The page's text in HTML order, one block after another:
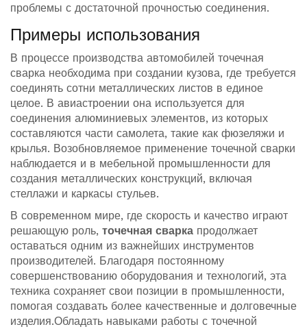
проблемы с достаточной прочностью соединения.
Примеры использования
В процессе производства автомобилей точечная
сварка необходима при создании кузова, где требуется
соединять сотни металлических листов в единое
целое. В авиастроении она используется для
соединения алюминиевых элементов, из которых
составляются части самолета, такие как фюзеляжи и
крылья. Возобновляемое применение точечной сварки
наблюдается и в мебельной промышленности для
создания металлических конструкций, включая
стеллажи и каркасы стульев.
В современном мире, где скорость и качество играют
решающую роль, точечная сварка продолжает
оставаться одним из важнейших инструментов
производителей. Благодаря постоянному
совершенствованию оборудования и технологий, эта
техника сохраняет свои позиции в промышленности,
помогая создавать более качественные и долговечные
изделия.Обладать навыками работы с точечной